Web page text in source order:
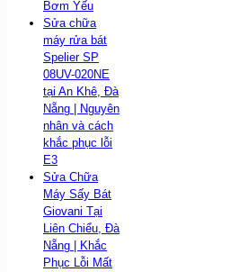
Bơm Yếu
Sửa chữa
máy rửa bát
Spelier SP
08UV-020NE
tại An Khê, Đà
Nẵng | Nguyên
nhân và cách
khắc phục lỗi
E3
Sửa Chữa
Máy Sấy Bát
Giovani Tại
Liên Chiểu, Đà
Nẵng | Khắc
Phục Lỗi Mất